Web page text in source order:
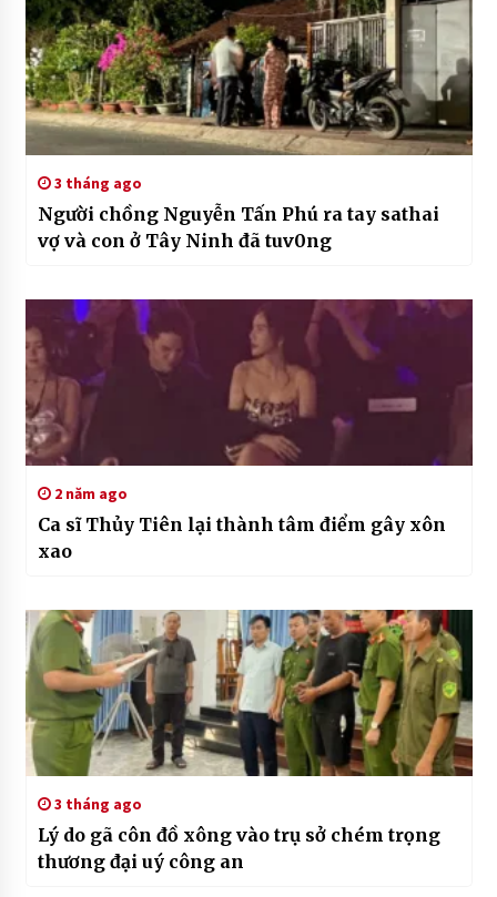
3 tháng ago
Người chồng Nguyễn Tấn Phú ra tay sathai
vợ và con ở Tây Ninh đã tuv0ng
2 năm ago
Ca sĩ Thủy Tiên lại thành tâm điểm gây xôn
xao
3 tháng ago
Lý do gã côn đồ xông vào trụ sở chém trọng
thương đại uý công an